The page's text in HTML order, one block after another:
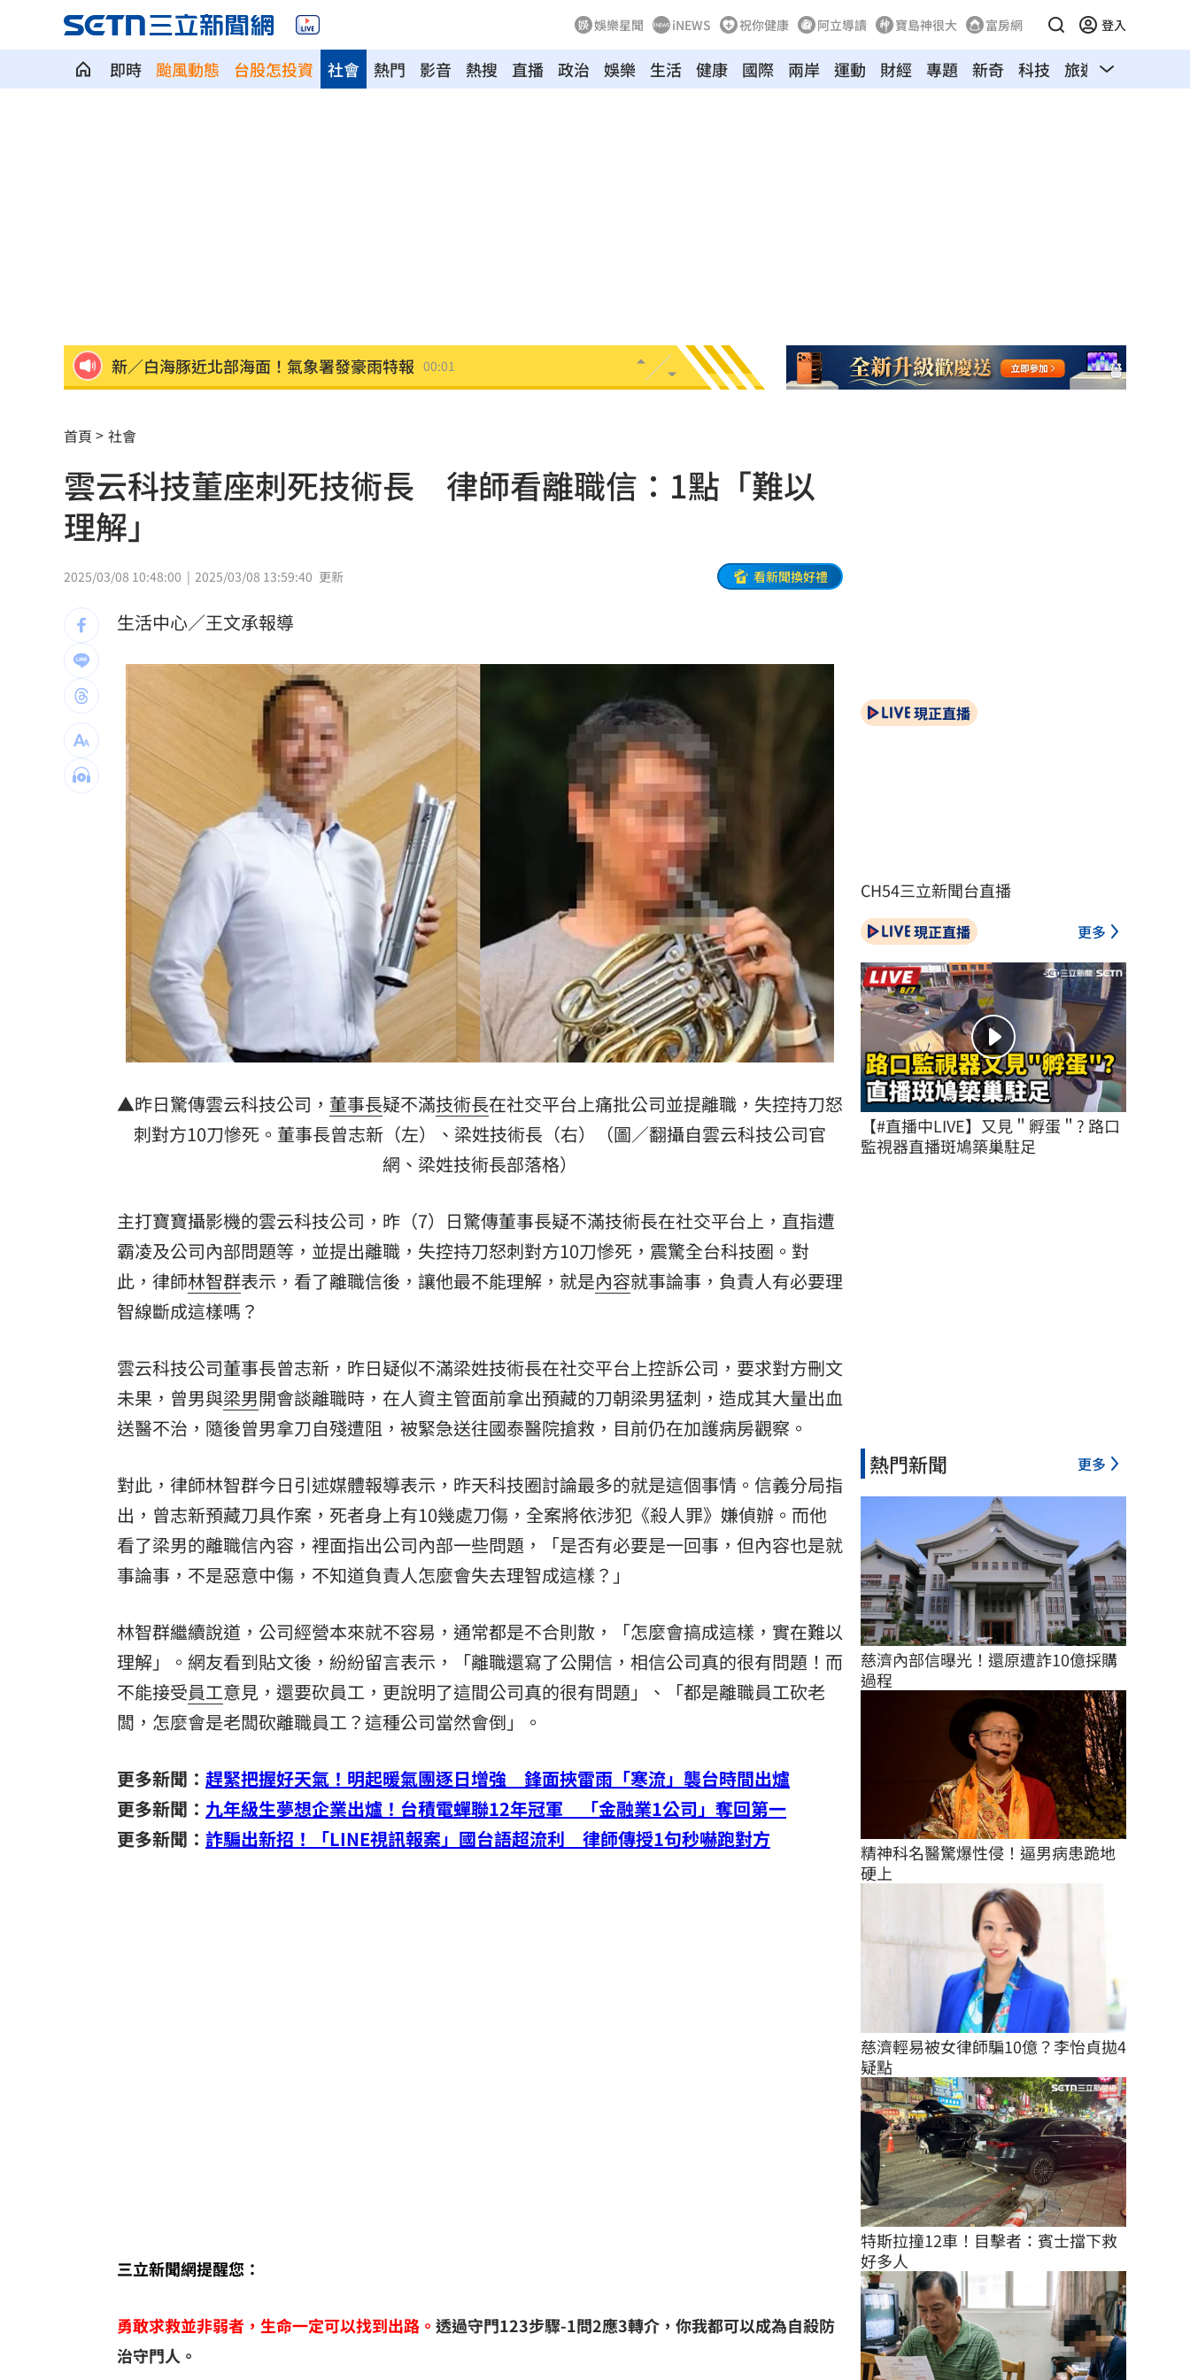
娛樂星聞 iNEWS 祝你健康 阿立導讀 寶島神很大 富房網 登入
即時 颱風動態 台股怎投資 熱門 影音 熱搜 直播 政治
社會 娛樂 生活 健康 國際 兩岸 運動 財經 專題 新奇 科技 旅遊 汽車
新／白海豚近北部海面！氣象署發豪雨特報 00:01
俄軍空襲烏克蘭首都基輔及周邊 4人喪命
費仔確定成自由球員 下一步動向引人關注 23:50
米蘭達離婚奧蘭多布魯13年！罕談前夫互動
美制裁杜拜加密幣交所！控助伊朗革命衛隊
美就業數據爆冷 這信號Fed升息警報降溫
5登山客2025年雪崩失蹤 尼泊爾尋獲遺體 23:29
喝錯傷身！營養師整理喝咖啡「7大守則」 23:27
美：東南亞詐騙園區多由中國背景組織主導
拆監獄家書見「叫別人老婆」人妻氣炸 23:22
ETF存到2千萬退休！他因1封信重回職場 23:21
社宅包租爆糾紛 房客控業者硬闖屋內趕人 23:16
馬斯克蓋地球最大晶圓廠 專家揭3大隱憂 23:09
台灣彩券開獎直播中 20:31
LIVE三立+24小時直播
三立iNEWS新聞台線上直播 18:00
商場戰國來臨 台中「頂奢大道」逐漸成形 12:00
台彩父親節推新刮刮樂千萬頭獎超「爸」氣 12:00
「拍片人的多重宇宙」職涯論壇9/12登場！
8國球員齊聚高雄 Formosa 7s掀足球熱潮 10:00
理想混蛋號召粉絲跨海追星吃美食！ 18:15
首頁 社會
雲云科技董座刺死技術長 律師看離職信：1點「難以
理解」
2025/03/08 10:48:00 2025/03/08 13:59:40 更新 看新聞換好禮
生活中心／王文承報導
▲昨日驚傳雲云科技公司， 董事長疑不滿技術長在社交平台上痛批公司並提離職，失控持刀怒
刺對方10刀慘死。董事長曾志新（左）、梁姓技術長（右）（圖／翻攝自雲云科技公司官
網、梁姓技術長部落格）
主打寶寶攝影機的雲云科技公司，昨（7）日驚傳董事長疑不滿技術長在社交平台上，直指遭
霸凌及公司內部問題等，並提出離職，失控持刀怒刺對方10刀慘死，震驚全台科技圈。對
此，律師林智群表示，看了離職信後，讓他最不能理解，就是內容就事論事，負責人有必要理
智線斷成這樣嗎？
雲云科技公司董事長曾志新，昨日疑似不滿梁姓技術長在社交平台上控訴公司，要求對方刪文
未果，曾男與梁男開會談離職時，在人資主管面前拿出預藏的刀朝梁男猛刺，造成其大量出血
送醫不治，隨後曾男拿刀自殘遭阻，被緊急送往國泰醫院搶救，目前仍在加護病房觀察。
對此，律師林智群今日引述媒體報導表示，昨天科技圈討論最多的就是這個事情。信義分局指
出，曾志新預藏刀具作案，死者身上有10幾處刀傷，全案將依涉犯《殺人罪》嫌偵辦。而他
看了梁男的離職信內容，裡面指出公司內部一些問題，「是否有必要是一回事，但內容也是就
事論事，不是惡意中傷，不知道負責人怎麼會失去理智成這樣？」
林智群繼續說道，公司經營本來就不容易，通常都是不合則散，「怎麼會搞成這樣，實在難以
理解」。網友看到貼文後，紛紛留言表示，「離職還寫了公開信，相信公司真的很有問題！而
不能接受員工意見，還要砍員工，更說明了這間公司真的很有問題」、「都是離職員工砍老
闆，怎麼會是老闆砍離職員工？這種公司當然會倒」。
更多新聞： 趕緊把握好天氣！明起暖氣團逐日增強 鋒面挾雷雨「寒流」襲台時間出爐
更多新聞： 九年級生夢想企業出爐！台積電蟬聯12年冠軍 「金融業1公司」奪回第一
更多新聞： 詐騙出新招！「LINE視訊報案」國台語超流利 律師傳授1句秒嚇跑對方
三立新聞網提醒您：
勇敢求救並非弱者，生命一定可以找到出路。 透過守門123步驟-1問2應3轉介，你我都可以成為自殺防
治守門人。
現正直播
CH54三立新聞台直播
現正直播 更多
【#直播中LIVE】又見＂孵蛋＂? 路口
監視器直播斑鳩築巢駐足
熱門新聞 更多
慈濟內部信曝光！還原遭詐10億採購
過程
精神科名醫驚爆性侵！逼男病患跪地
硬上
慈濟輕易被女律師騙10億？李怡貞拋4
疑點
特斯拉撞12車！目擊者：賓士擋下救
好多人